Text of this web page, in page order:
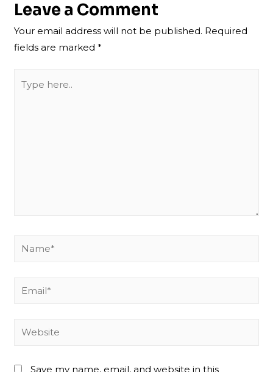
Leave a Comment
Your email address will not be published. Required
fields are marked*
here..
Name*
Email*
Website
Save my name, email, and website in this